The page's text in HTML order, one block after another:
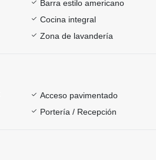
Barra estilo americano
Cocina integral
Zona de lavandería
Acceso pavimentado
Portería / Recepción